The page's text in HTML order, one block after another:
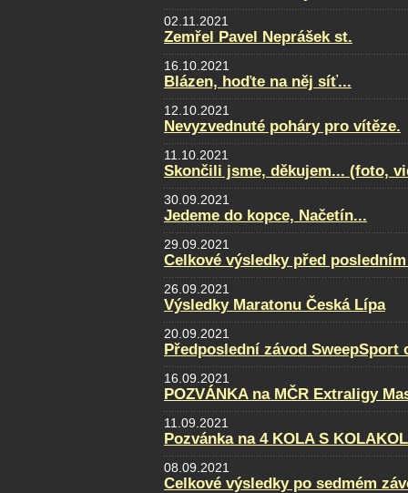
02.11.2021
Zemřel Pavel Neprášek st.
16.10.2021
Blázen, hoďte na něj síť...
12.10.2021
Nevyzvednuté poháry pro vítěze.
11.10.2021
Skončili jsme, děkujem... (foto,
30.09.2021
Jedeme do kopce, Načetín...
29.09.2021
Celkové výsledky před
26.09.2021
Výsledky Maratonu Česká Lípa
20.09.2021
Předposlední závod
16.09.2021
POZVÁNKA na MČR Extraligy
11.09.2021
Pozvánka na 4 KOLA S
08.09.2021
Celkové výsledky po sedmém